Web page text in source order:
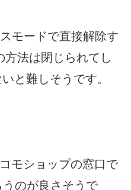
モードで直接解除す
方法は閉じられてし
と難しそうです。
モショップの窓口で
のが良さそうで